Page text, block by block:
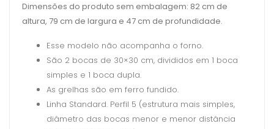
Dimensões do produto sem embalagem: 82 cm de
altura, 79 cm de largura e 47 cm de profundidade.
Esse modelo não acompanha o forno.
São 2 bocas de 30×30 cm, divididos em 1 boca
simples e 1 boca dupla.
As grelhas são em ferro fundido.
Linha Standard. Perfil 5 (estrutura mais simples,
diâmetro das bocas menor e menor distância